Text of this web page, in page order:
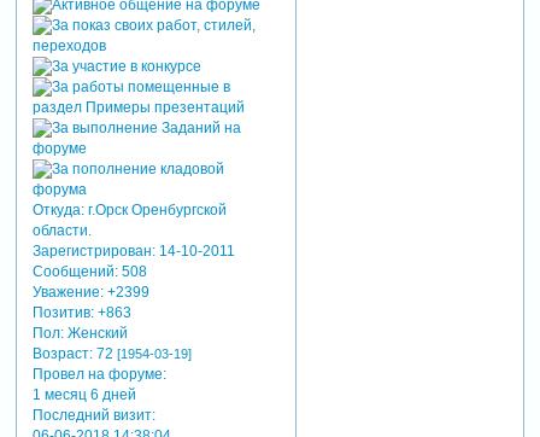
Откуда:г.Орск Оренбургской
области.
Зарегистрирован: 14-10-2011
Сообщений:508
Уважение: +2399
Позитив: +863
Пол:Женский
Возраст:72 [1954-03-19]
Провел на форуме:
1 месяц 6 дней
Последний визит: